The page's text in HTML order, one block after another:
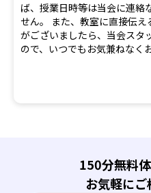
ば、授業日時等は当会に連絡
せん。 また、教室に直接伝
がございましたら、当会スタ
ので、いつでもお気兼ねなく
150分無料
お気軽に